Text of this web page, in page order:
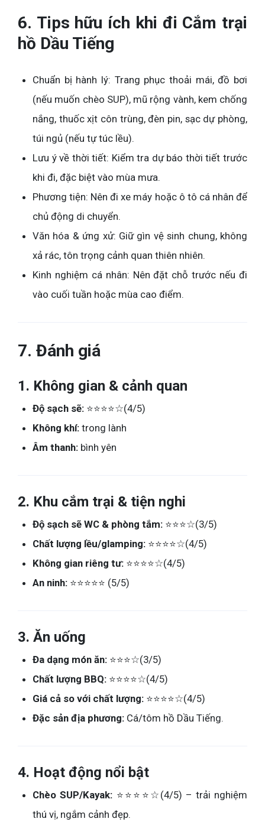
6. Tips hữu ích khi đi Cắm trại
hồ Dầu Tiếng
Chuẩn bị hành lý: Trang phục thoải mái, đồ bơi
(nếu muốn chèo SUP), mũ rộng vành, kem chống
nắng, thuốc xịt côn trùng, đèn pin, sạc dự phòng,
túi ngủ (nếu tự túc lều).
Lưu ý về thời tiết: Kiểm tra dự báo thời tiết trước
khi đi, đặc biệt vào mùa mưa.
Phương tiện: Nên đi xe máy hoặc ô tô cá nhân để
chủ động di chuyển.
Văn hóa & ứng xử: Giữ gìn vệ sinh chung, không
xả rác, tôn trọng cảnh quan thiên nhiên.
Kinh nghiệm cá nhân: Nên đặt chỗ trước nếu đi
vào cuối tuần hoặc mùa cao điểm.
7. Đánh giá
1. Không gian & cảnh quan
Độ sạch sẽ: ⭐⭐⭐⭐☆(4/5)
Không khí: trong lành
Âm thanh: bình yên
2. Khu cắm trại & tiện nghi
Độ sạch sẽ WC & phòng tắm: ⭐⭐⭐☆(3/5)
Chất lượng lều/glamping: ⭐⭐⭐⭐☆(4/5)
Không gian riêng tư: ⭐⭐⭐⭐☆(4/5)
An ninh: ⭐⭐⭐⭐⭐ (5/5)
3. Ăn uống
Đa dạng món ăn: ⭐⭐⭐☆(3/5)
Chất lượng BBQ: ⭐⭐⭐⭐☆(4/5)
Giá cả so với chất lượng: ⭐⭐⭐⭐☆(4/5)
Đặc sản địa phương: Cá/tôm hồ Dầu Tiếng.
4. Hoạt động nổi bật
Chèo SUP/Kayak: ⭐⭐⭐⭐☆(4/5) – trải nghiệm
thú vị, ngắm cảnh đẹp.